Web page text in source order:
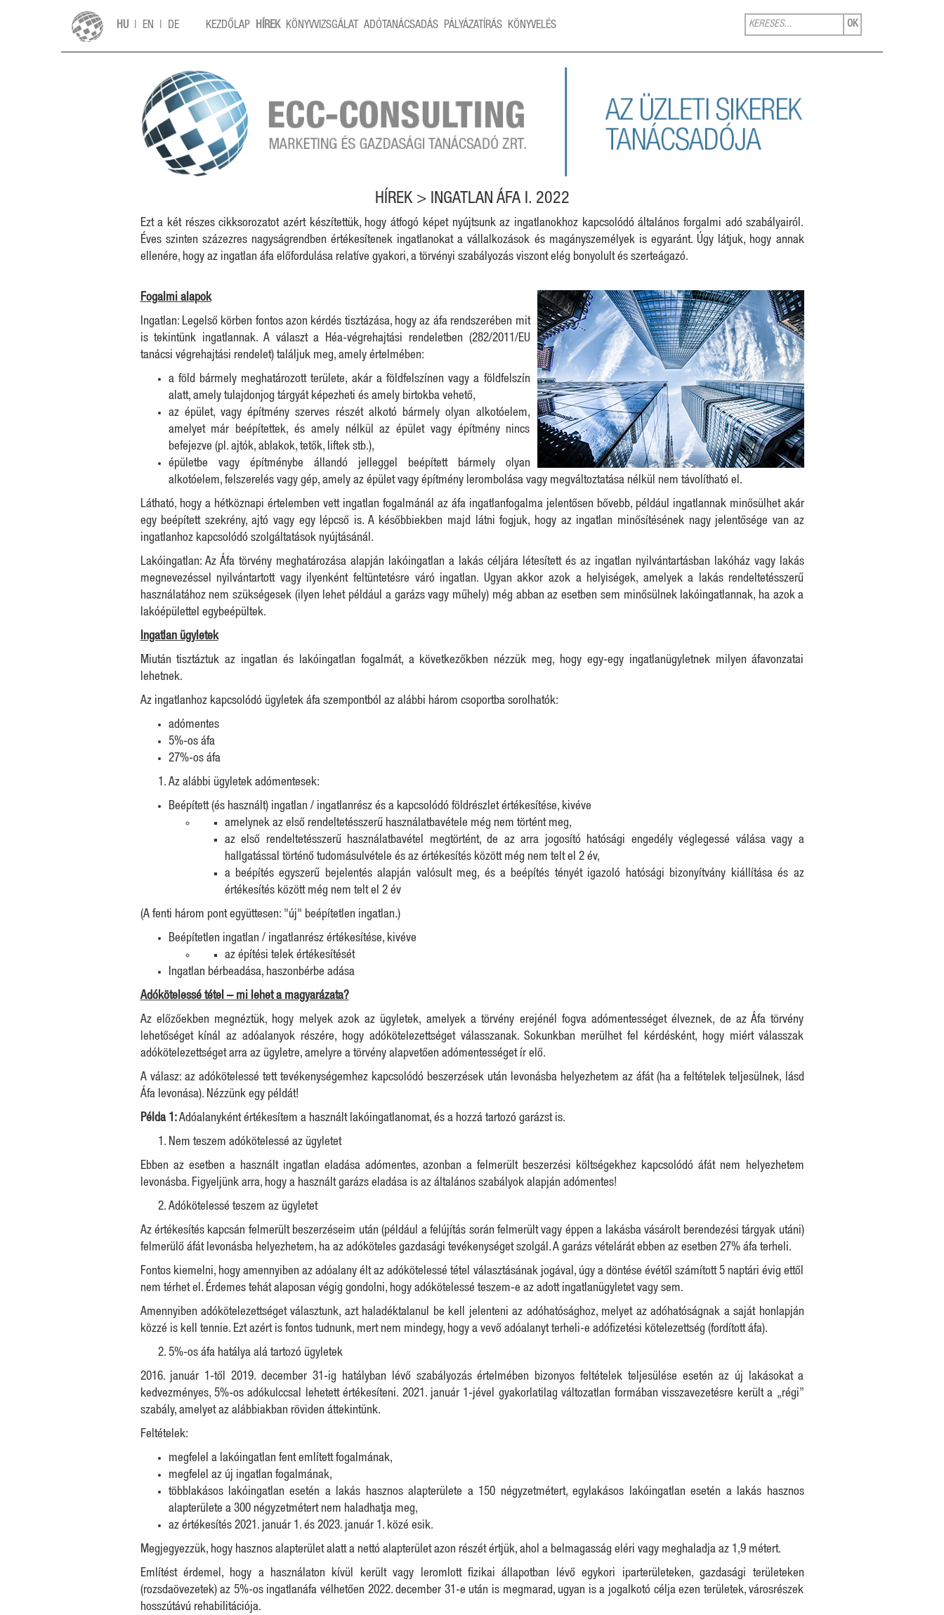
HU | EN | DE KEZDŐLAP HÍREK KÖNYVVIZSGÁLAT ADÓTANÁCSADÁS PÁLYÁZATÍRÁS KÖNYVELÉS OK
HÍREK > INGATLAN ÁFA I. 2022
Ezt a két részes cikksorozatot azért készítettük, hogy átfogó képet nyújtsunk az ingatlanokhoz kapcsolódó általános forgalmi adó szabályairól.
Éves szinten százezres nagyságrendben értékesítenek ingatlanokat a vállalkozások és magányszemélyek is egyaránt. Úgy látjuk, hogy annak
ellenére, hogy az ingatlan áfa előfordulása relatíve gyakori, a törvényi szabályozás viszont elég bonyolult és szerteágazó.
Fogalmi alapok
Ingatlan: Legelső körben fontos azon kérdés tisztázása, hogy az áfa rendszerében mit
is tekintünk ingatlannak. A választ a Héa-végrehajtási rendeletben (282/2011/EU
tanácsi végrehajtási rendelet) találjuk meg, amely értelmében:
a föld bármely meghatározott területe, akár a földfelszínen vagy a földfelszín
alatt, amely tulajdonjog tárgyát képezheti és amely birtokba vehető,
az épület, vagy építmény szerves részét alkotó bármely olyan alkotóelem,
amelyet már beépítettek, és amely nélkül az épület vagy építmény nincs
befejezve (pl. ajtók, ablakok, tetők, liftek stb.),
épületbe vagy építménybe állandó jelleggel beépített bármely olyan
alkotóelem, felszerelés vagy gép, amely az épület vagy építmény lerombolása vagy megváltoztatása nélkül nem távolítható el.
Látható, hogy a hétköznapi értelemben vett ingatlan fogalmánál az áfa ingatlanfogalma jelentősen bővebb, például ingatlannak minősülhet akár
egy beépített szekrény, ajtó vagy egy lépcső is. A későbbiekben majd látni fogjuk, hogy az ingatlan minősítésének nagy jelentősége van az
ingatlanhoz kapcsolódó szolgáltatások nyújtásánál.
Lakóingatlan: Az Áfa törvény meghatározása alapján lakóingatlan a lakás céljára létesített és az ingatlan nyilvántartásban lakóház vagy lakás
megnevezéssel nyilvántartott vagy ilyenként feltüntetésre váró ingatlan. Ugyan akkor azok a helyiségek, amelyek a lakás rendeltetésszerű
használatához nem szükségesek (ilyen lehet például a garázs vagy műhely) még abban az esetben sem minősülnek lakóingatlannak, ha azok a
lakóépülettel egybeépültek.
Ingatlan ügyletek
Miután tisztáztuk az ingatlan és lakóingatlan fogalmát, a következőkben nézzük meg, hogy egy-egy ingatlanügyletnek milyen áfavonzatai
lehetnek.
Az ingatlanhoz kapcsolódó ügyletek áfa szempontból az alábbi három csoportba sorolhatók:
adómentes
5%-os áfa
27%-os áfa
Az alábbi ügyletek adómentesek:
Beépített (és használt) ingatlan / ingatlanrész és a kapcsolódó földrészlet értékesítése, kivéve
amelynek az első rendeltetésszerű használatbavétele még nem történt meg,
az első rendeltetésszerű használatbavétel megtörtént, de az arra jogosító hatósági engedély véglegessé válása vagy a
hallgatással történő tudomásulvétele és az értékesítés között még nem telt el 2 év,
a beépítés egyszerű bejelentés alapján valósult meg, és a beépítés tényét igazoló hatósági bizonyítvány kiállítása és az
értékesítés között még nem telt el 2 év
(A fenti három pont együttesen: "új" beépítetlen ingatlan.)
Beépítetlen ingatlan / ingatlanrész értékesítése, kivéve
az építési telek értékesítését
Ingatlan bérbeadása, haszonbérbe adása
Adókötelessé tétel – mi lehet a magyarázata?
Az előzőekben megnéztük, hogy melyek azok az ügyletek, amelyek a törvény erejénél fogva adómentességet élveznek, de az Áfa törvény
lehetőséget kínál az adóalanyok részére, hogy adókötelezettséget válasszanak. Sokunkban merülhet fel kérdésként, hogy miért válasszak
adókötelezettséget arra az ügyletre, amelyre a törvény alapvetően adómentességet ír elő.
A válasz: az adókötelessé tett tevékenységemhez kapcsolódó beszerzések után levonásba helyezhetem az áfát (ha a feltételek teljesülnek, lásd
Áfa levonása). Nézzünk egy példát!
Példa 1:Adóalanyként értékesítem a használt lakóingatlanomat, és a hozzá tartozó garázst is.
Nem teszem adókötelessé az ügyletet
Ebben az esetben a használt ingatlan eladása adómentes, azonban a felmerült beszerzési költségekhez kapcsolódó áfát nem helyezhetem
levonásba. Figyeljünk arra, hogy a használt garázs eladása is az általános szabályok alapján adómentes!
Adókötelessé teszem az ügyletet
Az értékesítés kapcsán felmerült beszerzéseim után (például a felújítás során felmerült vagy éppen a lakásba vásárolt berendezési tárgyak utáni)
felmerülő áfát levonásba helyezhetem, ha az adóköteles gazdasági tevékenységet szolgál. A garázs vételárát ebben az esetben 27% áfa terheli.
Fontos kiemelni, hogy amennyiben az adóalany élt az adókötelessé tétel választásának jogával, úgy a döntése évétől számított 5 naptári évig ettől
nem térhet el. Érdemes tehát alaposan végig gondolni, hogy adókötelessé teszem-e az adott ingatlanügyletet vagy sem.
Amennyiben adókötelezettséget választunk, azt haladéktalanul be kell jelenteni az adóhatósághoz, melyet az adóhatóságnak a saját honlapján
közzé is kell tennie. Ezt azért is fontos tudnunk, mert nem mindegy, hogy a vevő adóalanyt terheli-e adófizetési kötelezettség (fordított áfa).
5%-os áfa hatálya alá tartozó ügyletek
2016. január 1-től 2019. december 31-ig hatályban lévő szabályozás értelmében bizonyos feltételek teljesülése esetén az új lakásokat a
kedvezményes, 5%-os adókulccsal lehetett értékesíteni. 2021. január 1-jével gyakorlatilag változatlan formában visszavezetésre került a „régi”
szabály, amelyet az alábbiakban röviden áttekintünk.
Feltételek:
megfelel a lakóingatlan fent említett fogalmának,
megfelel az új ingatlan fogalmának,
többlakásos lakóingatlan esetén a lakás hasznos alapterülete a 150 négyzetmétert, egylakásos lakóingatlan esetén a lakás hasznos
alapterülete a 300 négyzetmétert nem haladhatja meg,
az értékesítés 2021. január 1. és 2023. január 1. közé esik.
Megjegyezzük, hogy hasznos alapterület alatt a nettó alapterület azon részét értjük, ahol a belmagasság eléri vagy meghaladja az 1,9 métert.
Említést érdemel, hogy a használaton kívül került vagy leromlott fizikai állapotban lévő egykori iparterületeken, gazdasági területeken
(rozsdaövezetek) az 5%-os ingatlanáfa vélhetően 2022. december 31-e után is megmarad, ugyan is a jogalkotó célja ezen területek, városrészek
hosszútávú rehabilitációja.